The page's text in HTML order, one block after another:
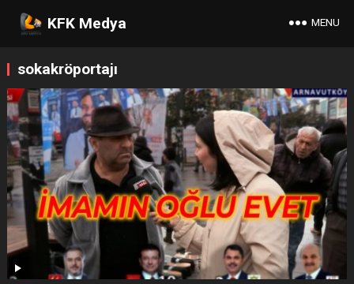
KFK Medya MENU
sokakröportajı